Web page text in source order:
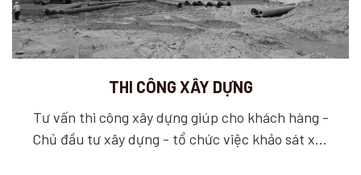
THI CÔNG XÂY DỰNG
Tư vấn thi công xây dựng giúp cho khách hàng -
Chủ đầu tư xây dựng - tổ chức việc khảo sát xây